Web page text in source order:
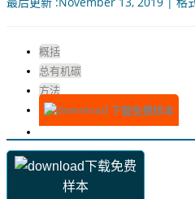
概括
总有机碳
方法
下载免费样本
下载免费
样本